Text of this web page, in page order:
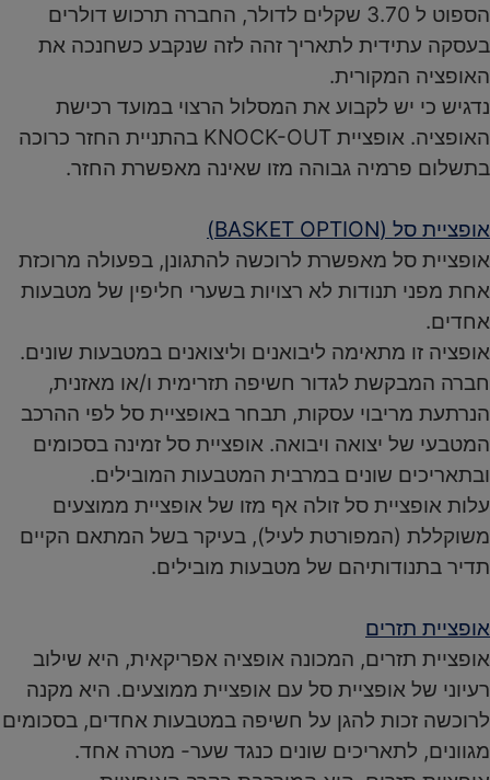
הספוט ל 3.70 שקלים לדולר, החברה תרכוש דולרים
בעסקה עתידית לתאריך זהה לזה שנקבע כשחנכה את
האופציה המקורית.
נדגיש כי יש לקבוע את המסלול הרצוי במועד רכישת
האופציה. אופציית KNOCK-OUT בהתניית החזר כרוכה
בתשלום פרמיה גבוהה מזו שאינה מאפשרת החזר.
אופציית סל (BASKET OPTION)
אופציית סל מאפשרת לרוכשה להתגונן, בפעולה מרוכזת
אחת מפני תנודות לא רצויות בשערי חליפין של מטבעות
אחדים.
אופציה זו מתאימה ליבואנים וליצואנים במטבעות שונים.
חברה המבקשת לגדור חשיפה תזרימית ו/או מאזנית,
הנרתעת מריבוי עסקות, תבחר באופציית סל לפי ההרכב
המטבעי של יצואה ויבואה. אופציית סל זמינה בסכומים
ובתאריכים שונים במרבית המטבעות המובילים.
עלות אופציית סל זולה אף מזו של אופציית ממוצעים
משוקללת (המפורטת לעיל), בעיקר בשל המתאם הקיים
תדיר בתנודותיהם של מטבעות מובילים.
אופציית תזרים
אופציית תזרים, המכונה אופציה אפריקאית, היא שילוב
רעיוני של אופציית סל עם אופציית ממוצעים. היא מקנה
לרוכשה זכות להגן על חשיפה במטבעות אחדים, בסכומים
מגוונים, לתאריכים שונים כנגד שער- מטרה אחד.